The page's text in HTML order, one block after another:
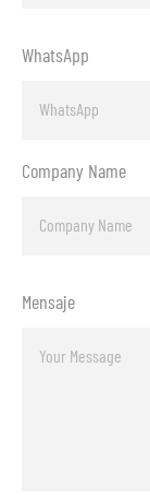
WhatsApp
Company Name
Mensaje